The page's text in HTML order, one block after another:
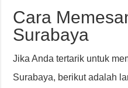
Cara
Surabaya
Jika Anda tertarik untuk
Surabaya, berikut adalah